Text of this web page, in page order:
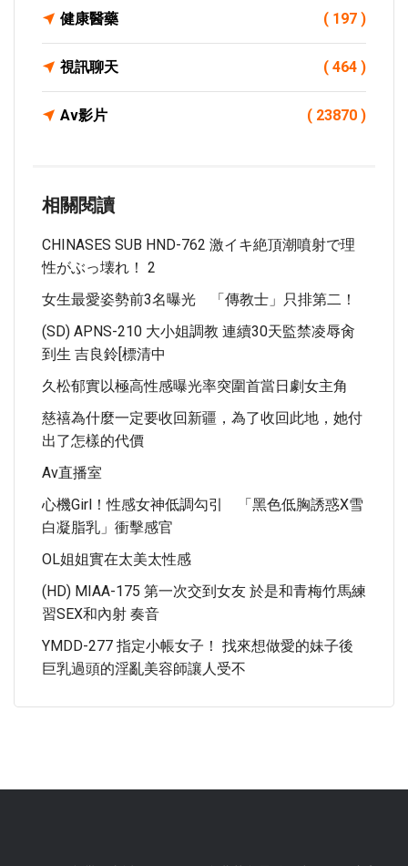
健康醫藥 ( 197 )
視訊聊天 ( 464 )
Av影片 ( 23870 )
相關閱讀
CHINASES SUB HND-762 激イキ絶頂潮噴射で理
性がぶっ壊れ！ 2
女生最愛姿勢前3名曝光 「傳教士」只排第二！
(SD) APNS-210 大小姐調教 連續30天監禁凌辱肏
到生 吉良鈴[標清中
久松郁實以極高性感曝光率突圍首當日劇女主角
慈禧為什麼一定要收回新疆，為了收回此地，她付
出了怎樣的代價
Av直播室
心機Girl！性感女神低調勾引 「黑色低胸誘惑X雪
白凝脂乳」衝擊感官
OL姐姐實在太美太性感
(HD) MIAA-175 第一次交到女友 於是和青梅竹馬練
習SEX和內射 奏音
YMDD-277 指定小帳女子！ 找來想做愛的妹子後
巨乳過頭的淫亂美容師讓人受不